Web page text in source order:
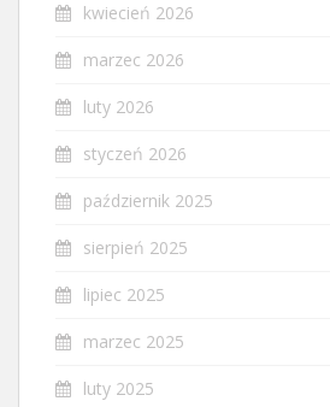
kwiecień 2026
marzec 2026
luty 2026
styczeń 2026
październik 2025
sierpień 2025
lipiec 2025
marzec 2025
luty 2025